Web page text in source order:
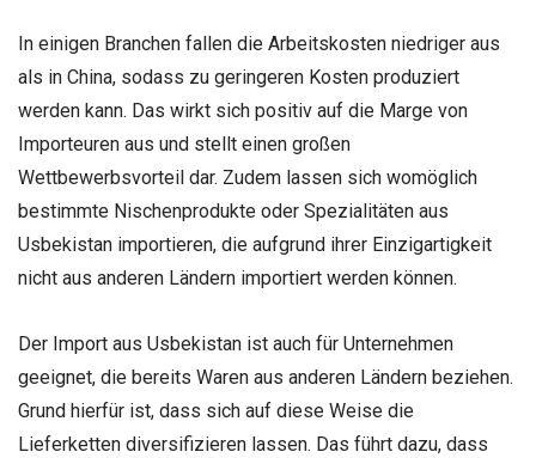
In einigen Branchen fallen die Arbeitskosten niedriger aus
als in China, sodass zu geringeren Kosten produziert
werden kann. Das wirkt sich positiv auf die Marge von
Importeuren aus und stellt einen großen
Wettbewerbsvorteil dar. Zudem lassen sich womöglich
bestimmte Nischenprodukte oder Spezialitäten aus
Usbekistan importieren, die aufgrund ihrer Einzigartigkeit
nicht aus anderen Ländern importiert werden können.
Der Import aus Usbekistan ist auch für Unternehmen
geeignet, die bereits Waren aus anderen Ländern beziehen.
Grund hierfür ist, dass sich auf diese Weise die
Lieferketten diversifizieren lassen. Das führt dazu, dass